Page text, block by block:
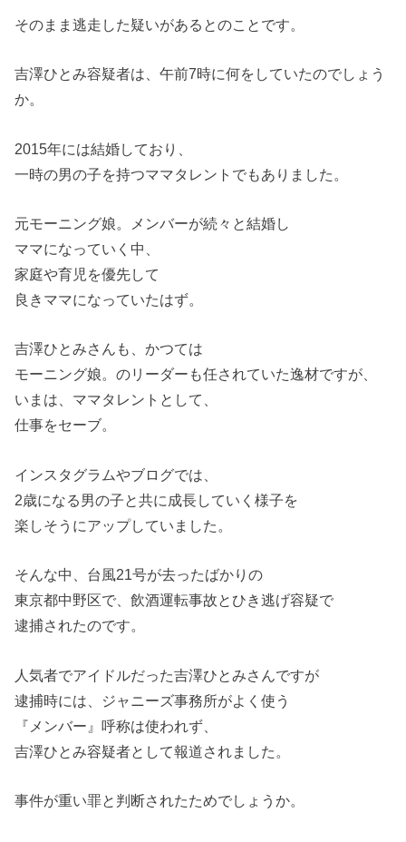
そのまま逃走した疑いがあるとのことです。
吉澤ひとみ容疑者は、午前7時に何をしていたのでしょう
か。
2015年には結婚しており、
一時の男の子を持つママタレントでもありました。
元モーニング娘。メンバーが続々と結婚し
ママになっていく中、
家庭や育児を優先して
良きママになっていたはず。
吉澤ひとみさんも、かつては
モーニング娘。のリーダーも任されていた逸材ですが、
いまは、ママタレントとして、
仕事をセーブ。
インスタグラムやブログでは、
2歳になる男の子と共に成長していく様子を
楽しそうにアップしていました。
そんな中、台風21号が去ったばかりの
東京都中野区で、飲酒運転事故とひき逃げ容疑で
逮捕されたのです。
人気者でアイドルだった吉澤ひとみさんですが
逮捕時には、ジャニーズ事務所がよく使う
『メンバー』呼称は使われず、
吉澤ひとみ容疑者として報道されました。
事件が重い罪と判断されたためでしょうか。